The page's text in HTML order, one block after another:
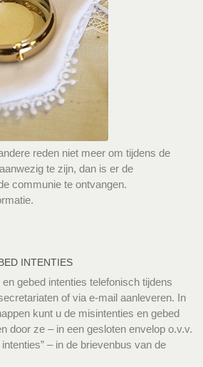
reden niet meer om tijdens de
te zijn, dan is er de
communie te ontvangen.
INTENTIES
gebed intenties telefonisch tijdens
of via e-mail aanleveren. In
kunt u de misintenties en gebed
door ze – in een gesloten envelop o.v.v.
– in de brievenbus van de